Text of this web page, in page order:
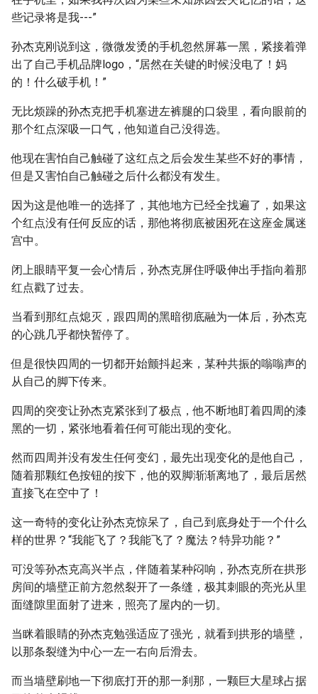
些记录将是我---”
孙杰克刚说到这，微微发烫的手机忽然屏幕一黑，紧接着弹
出了自己手机品牌logo，“居然在关键的时候没电了！妈
的！什么破手机！”
无比烦躁的孙杰克把手机塞进左裤腿的口袋里，看向眼前的
那个红点深吸一口气，他知道自己没得选。
他现在害怕自己触碰了这红点之后会发生某些不好的事情，
但是又害怕自己触碰之后什么都没有发生。
因为这是他唯一的选择了，其他地方已经全找遍了，如果这
个红点没有任何反应的话，那他将彻底被困死在这座金属迷
宫中。
闭上眼睛平复一会心情后，孙杰克屏住呼吸伸出手指向着那
红点戳了过去。
当看到那红点熄灭，跟四周的黑暗彻底融为一体后，孙杰克
的心跳几乎都快暂停了。
但是很快四周的一切都开始颤抖起来，某种共振的嗡嗡声的
从自己的脚下传来。
四周的突变让孙杰克紧张到了极点，他不断地盯着四周的漆
黑的一切，紧张地看着任何可能出现的变化。
然而四周并没有发生任何变幻，最先出现变化的是他自己，
随着那颗红色按钮的按下，他的双脚渐渐离地了，最后居然
直接飞在空中了！
这一奇特的变化让孙杰克惊呆了，自己到底身处于一个什么
样的世界？“我能飞了？我能飞了？魔法？特异功能？”
可没等孙杰克高兴半点，伴随着某种闷响，孙杰克所在拱形
房间的墙壁正前方忽然裂开了一条缝，极其刺眼的亮光从里
面缝隙里面射了进来，照亮了屋内的一切。
当眯着眼睛的孙杰克勉强适应了强光，就看到拱形的墙壁，
以那条裂缝为中心一左一右向后滑去。
而当墙壁刷地一下彻底打开的那一刹那，一颗巨大星球占据